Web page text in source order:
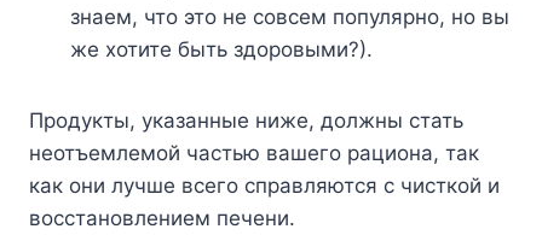
знаем, что это не совсем популярно, но вы
же хотите быть здоровыми?).
Продукты, указанные ниже, должны стать
неотъемлемой частью вашего рациона, так
как они лучше всего справляются с чисткой и
восстановлением печени.